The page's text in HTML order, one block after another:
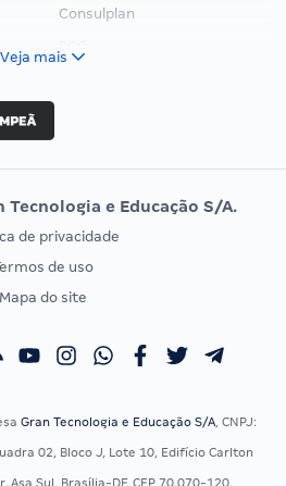
Consulplan
Vunesp
EXAME DE ORDEM
Calendário OAB
Veja mais
Tecnologia e Educação S/A.
de privacidade
de uso
Mapa do site
Gran Tecnologia e Educação S/A, CNPJ:
02, Bloco J, Lote 10, Edifício Carlton
Asa Sul, Brasília-DF, CEP 70.070-120.